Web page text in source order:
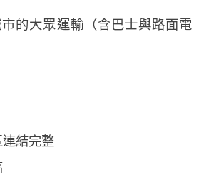
的大眾運輸（含巴士與路面電
結完整